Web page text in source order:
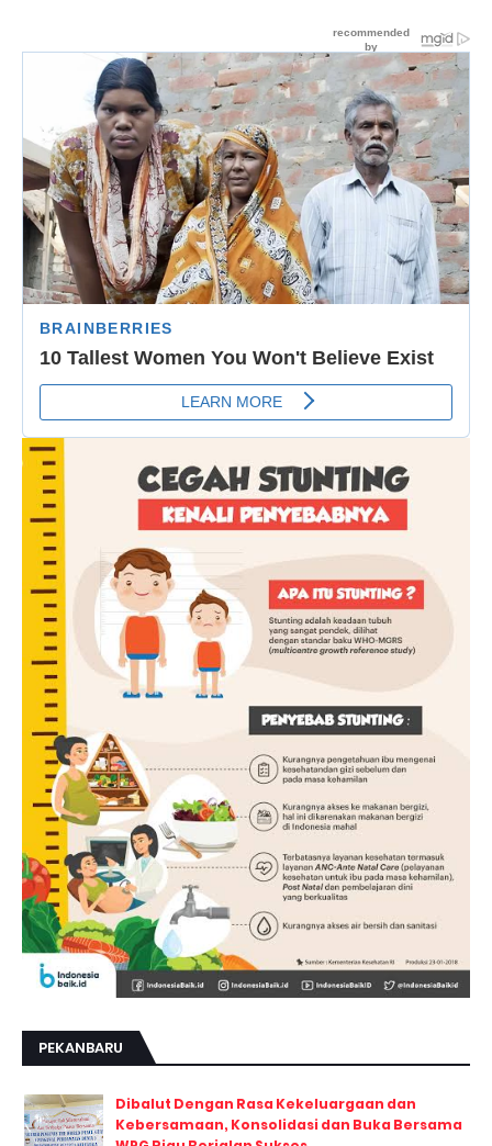
PEKANBARU
Dibalut Dengan Rasa Kekeluargaan dan
Kebersamaan, Konsolidasi dan Buka Bersama